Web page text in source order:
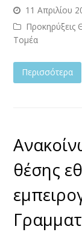
11 Απριλίου
Τομέα
Περισσότερα
θέσης